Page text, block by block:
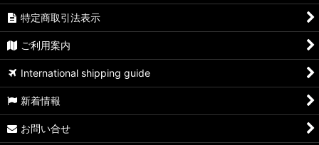
特定商取引法表示
ご利用案内
International shipping guide
新着情報
お問い合せ